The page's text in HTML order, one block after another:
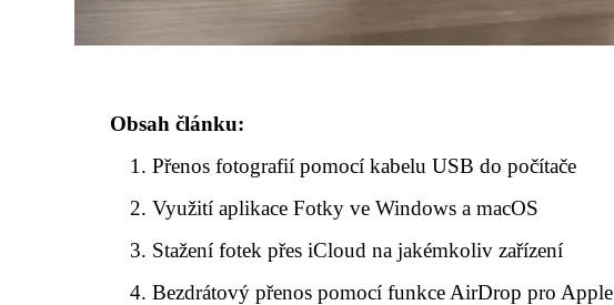
Obsah článku:
Přenos fotografií pomocí kabelu USB do počítače
Využití aplikace Fotky ve Windows a macOS
Stažení fotek přes iCloud na jakémkoliv zařízení
Bezdrátový přenos pomocí funkce AirDrop pro Apple